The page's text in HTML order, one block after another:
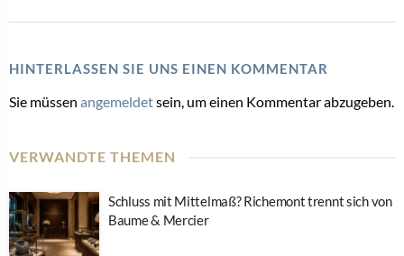
HINTERLASSEN SIE UNS EINEN KOMMENTAR
Sie müssen angemeldetsein, um einen Kommentar abzugeben.
VERWANDTE THEMEN
Schluss mit Mittelmaß? Richemont trennt sich von
Baume & Mercier